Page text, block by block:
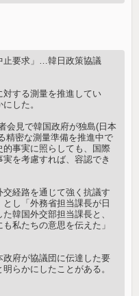
止要求」…韓日政策協議
対する測量を推進してい
した。
会見で韓国政府が独島(日本
精密な測量準備を推進中で
事実に照らしても、国際
を考慮すれば、容認でき
経路を通じて強く抗議す
し「外務省担当課長が日
韓国外交部担当課長と、
私たちの意思を伝えた」
府が協議団に伝達した要
らかにしたことがある。